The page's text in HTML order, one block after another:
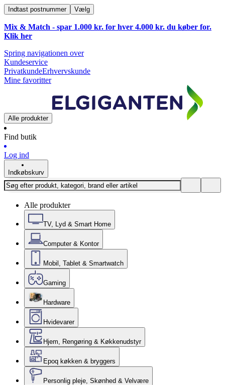
Indtast postnummer Vælg
Mix & Match - spar 1.000 kr. for hver 4.000 kr. du køber for.
Klik her
Spring navigationen over
Kundeservice
PrivatkundeErhvervskunde
Mine favoritter
Alle produkter
Find butik
Log ind
Indkøbskurv
Alle produkter
TV, Lyd & Smart Home
Computer & Kontor
Mobil, Tablet & Smartwatch
Gaming
Hardware
Hvidevarer
Hjem, Rengøring & Køkkenudstyr
Epoq køkken & bryggers
Personlig pleje, Skønhed & Velvære